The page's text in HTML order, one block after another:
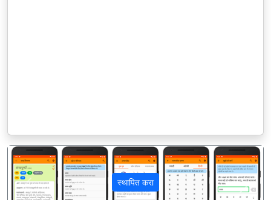
स्थापित करा
पिछला अगला